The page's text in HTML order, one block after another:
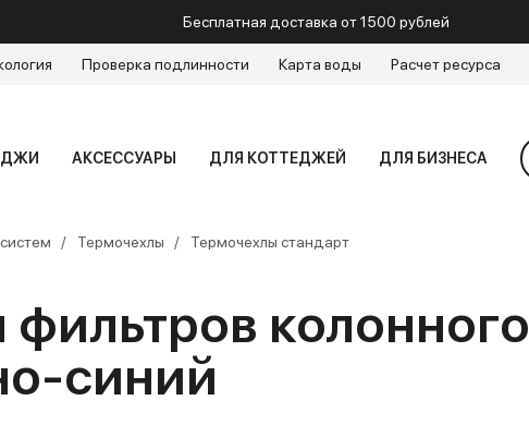
Бесплатная доставка от 1500 рублей
Проверка подлинности Карта воды Расчет ресурса
АКСЕССУАРЫ ДЛЯ КОТТЕДЖЕЙ ДЛЯ БИЗНЕСА
Термочехлы Термочехлы стандарт
колонного
синий